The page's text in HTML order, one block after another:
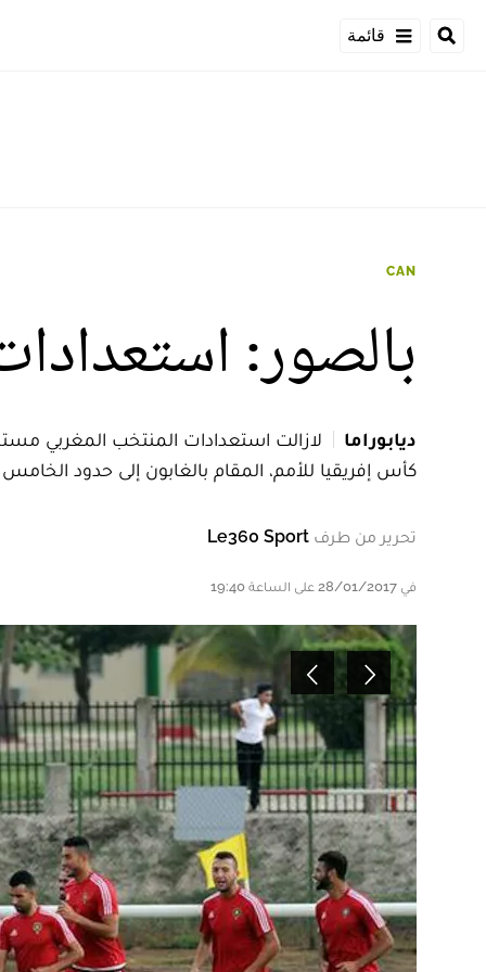
قائمة
CAN
بالصور:
ديابوراما
لازالت استعدادات المنتخب المغربي
كأس إفريقيا للأمم، المقام بالغابون إلى حدود
تحرير من طرف Le360 Sport
في 28/01/2017 على الساعة 19:40